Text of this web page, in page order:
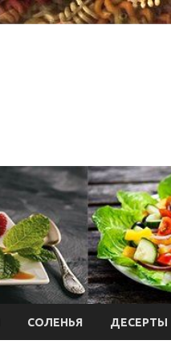
СОЛЕНЬЯ ДЕСЕРТЫ